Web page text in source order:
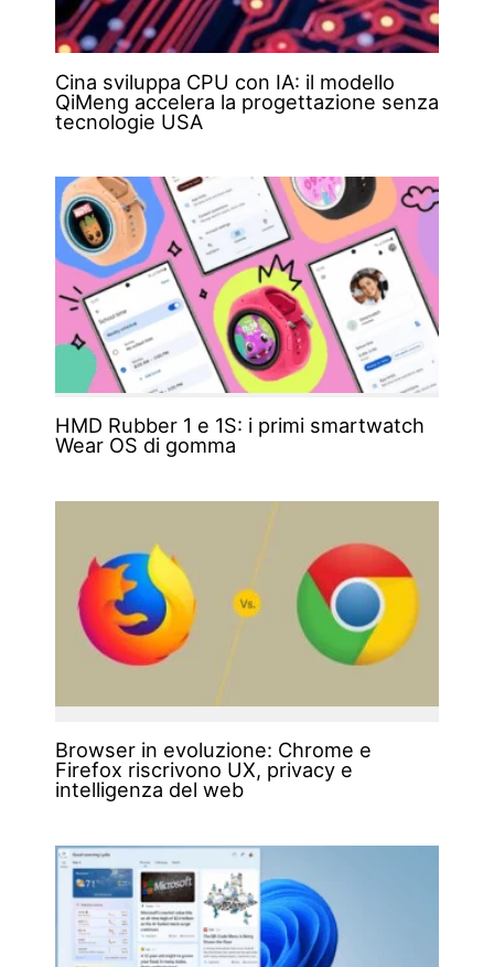
Cina sviluppa CPU con IA: il modello
QiMeng accelera la progettazione senza
tecnologie USA
HMD Rubber 1 e 1S: i primi smartwatch
Wear OS di gomma
Browser in evoluzione: Chrome e
Firefox riscrivono UX, privacy e
intelligenza del web